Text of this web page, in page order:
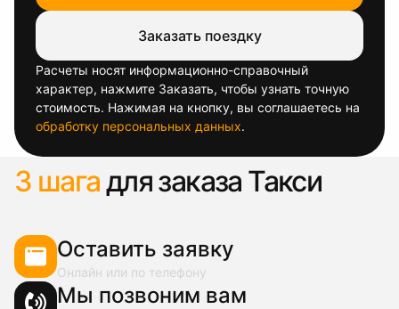
Заказать поездку
Расчеты носят информационно-справочный
характер, нажмите Заказать, чтобы узнать точную
стоимость. Нажимая на кнопку, вы соглашаетесь на
обработку персональных данных.
3 шагадля заказа Такси
Оставить заявку
Онлайн или по телефону
Мы позвоним вам